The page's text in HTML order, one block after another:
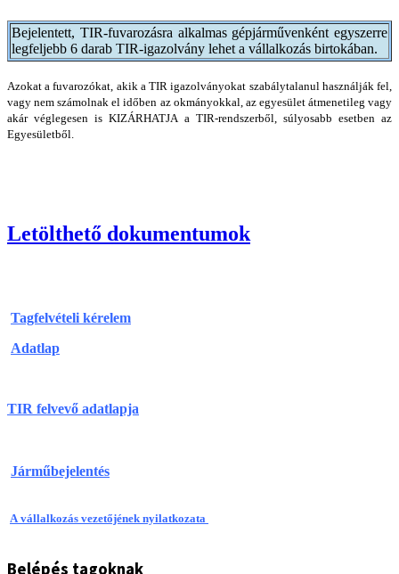
Bejelentett, TIR-fuvarozásra alkalmas gépjárművenként egyszerre
legfeljebb 6 darab TIR-igazolvány lehet a vállalkozás birtokában.
Azokat a fuvarozókat, akik a TIR igazolványokat szabálytalanul használják fel,
vagy nem számolnak el időben az okmányokkal, az egyesület átmenetileg vagy
akár véglegesen is KIZÁRHATJA a TIR-rendszerből, súlyosabb esetben az
Egyesületből.
Letölthető dokumentumok
Tagfelvételi kérelem
Adatlap
TIR felvevő adatlapja
Járműbejelentés
A vállalkozás vezetőjének nyilatkozata
Belépés tagoknak